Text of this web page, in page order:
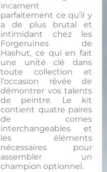
incarnent
parfaitement ce qu’il y
a de plus brutal et
intimidant chez les
Forgeruines de
Hashut, ce qui en fait
une unité clé dans
toute collection et
l’occasion rêvée de
démontrer vos talents
de peintre. Le kit
contient quatre paires
de cornes
interchangeables et
les éléments
nécessaires pour
assembler un
champion optionnel.